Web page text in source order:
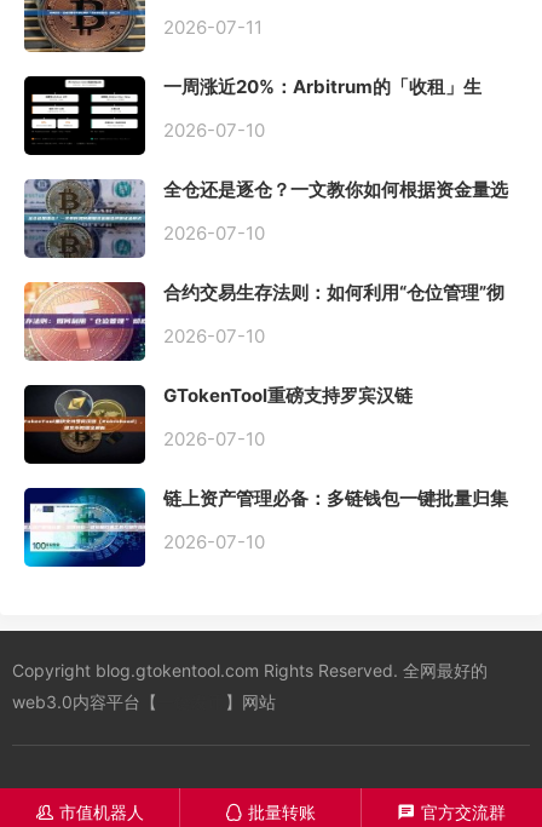
2026-07-11
一周涨近20%：Arbitrum的「收租」生
2026-07-10
全仓还是逐仓？一文教你如何根据资金量选
2026-07-10
合约交易生存法则：如何利用“仓位管理”彻
2026-07-10
GTokenTool重磅支持罗宾汉链
2026-07-10
链上资产管理必备：多链钱包一键批量归集
2026-07-10
Copyright blog.gtokentool.com Rights Reserved. 全网最好的
web3.0内容平台【
】网站
󦋱 市值机器人 󦊱 批量转账 󦍁 官方交流群